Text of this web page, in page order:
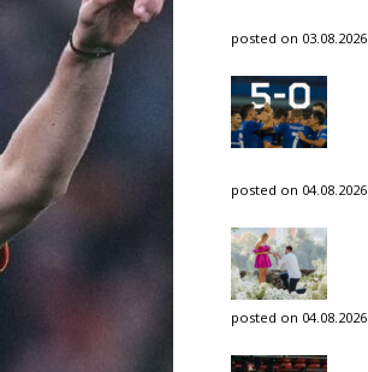
posted on 03.08.2026
posted on 04.08.2026
posted on 04.08.2026